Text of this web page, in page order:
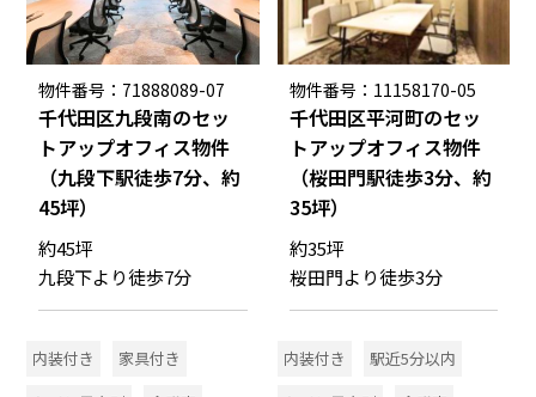
物件番号：71888089-07
千代田区九段南のセッ
トアップオフィス物件
（九段下駅徒歩7分、約
45坪）
約45坪
九段下より徒歩7分
内装付き
家具付き
物件番号：11158170-05
千代田区平河町のセッ
トアップオフィス物件
（桜田門駅徒歩3分、約
35坪）
約35坪
桜田門より徒歩3分
内装付き
駅近5分以内